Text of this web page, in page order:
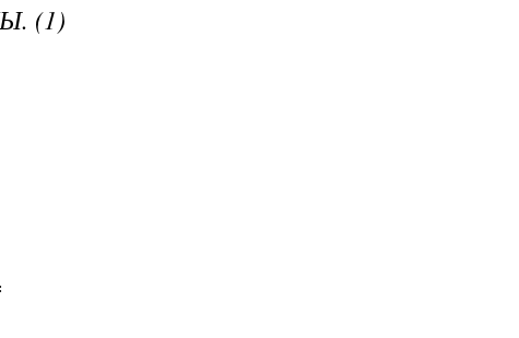
(1)